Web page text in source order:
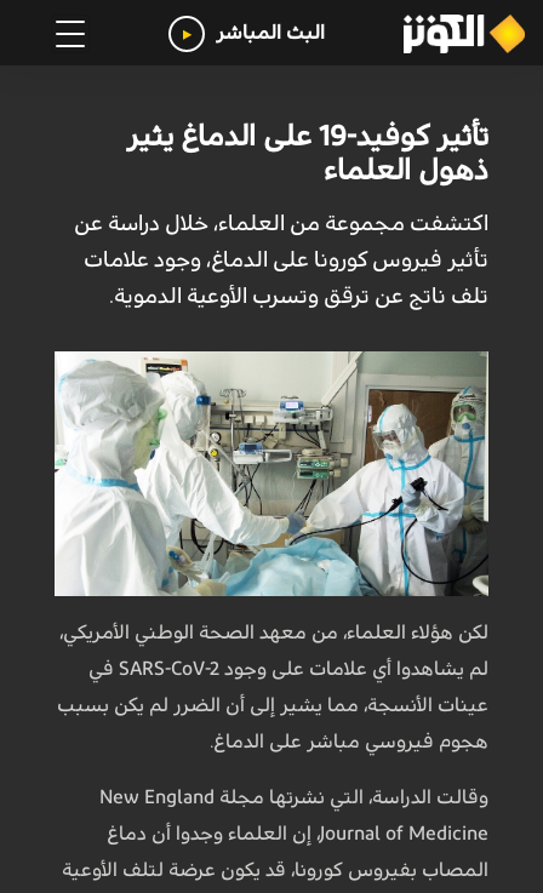
البث المباشر
تأثير كوفيد-19 على الدماغ يثير
ذهول العلماء
اكتشفت مجموعة من العلماء، خلال دراسة عن
تأثير فيروس كورونا على الدماغ، وجود علامات
تلف ناتج عن ترقق وتسرب الأوعية الدموية.
لكن هؤلاء العلماء، من معهد الصحة الوطني الأمريكي،
لم يشاهدوا أي علامات على وجود SARS-CoV-2 في
عينات الأنسجة، مما يشير إلى أن الضرر لم يكن بسبب
هجوم فيروسي مباشر على الدماغ.
وقالت الدراسة، التي نشرتها مجلة New England
Journal of Medicine، إن العلماء وجدوا أن دماغ
المصاب بفيروس كورونا، قد يكون عرضة لتلف الأوعية